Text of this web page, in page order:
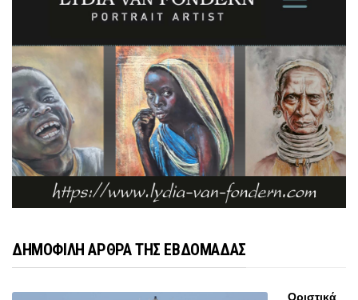
ΔΗΜΟΦΙΛΗ ΑΡΘΡΑ ΤΗΣ ΕΒΔΟΜΑΔΑΣ
Οριστικά